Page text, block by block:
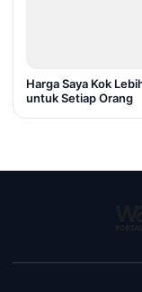
Harga Saya Kok
untuk Setiap Orang